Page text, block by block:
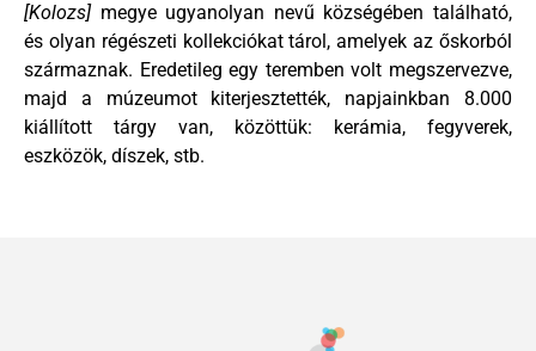
[Kolozs] megye ugyanolyan nevű községében található,
és olyan régészeti kollekciókat tárol, amelyek az őskorból
származnak. Eredetileg egy teremben volt megszervezve,
majd a múzeumot kiterjesztették, napjainkban 8.000
kiállított tárgy van, közöttük: kerámia, fegyverek,
eszközök, díszek, stb.